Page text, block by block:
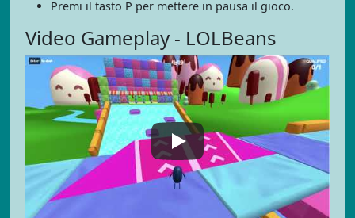
Premi il tasto P per mettere in pausa il gioco.
Video Gameplay - LOLBeans